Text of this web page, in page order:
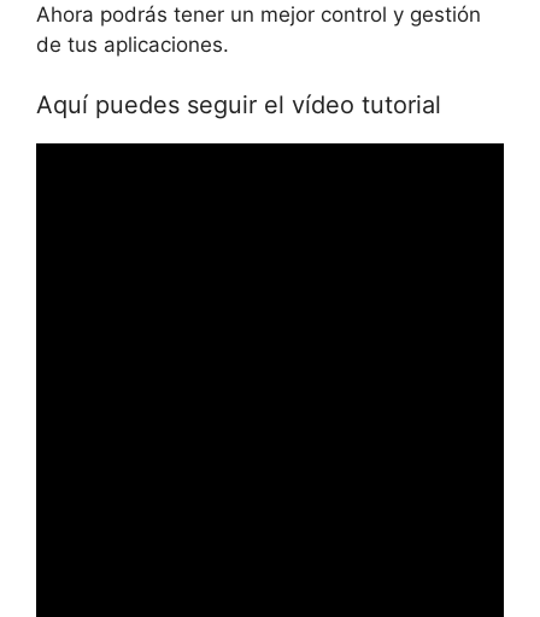
Ahora podrás tener un mejor control y gestión
de tus aplicaciones.
Aquí puedes seguir el vídeo tutorial